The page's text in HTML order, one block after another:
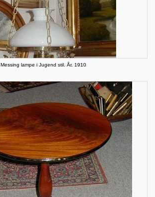
Messing lampe i Jugend stil. År. 1910